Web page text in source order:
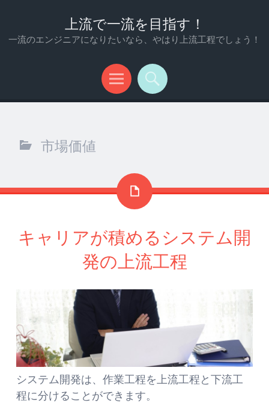
上流で一流を目指す！
一流のエンジニアになりたいなら、やはり上流工程でしょう！
メ
検
市場価値
キャリアが積めるシステム開
発の上流工程
システム開発は、作業工程を上流工程と下流工
程に分けることができます。